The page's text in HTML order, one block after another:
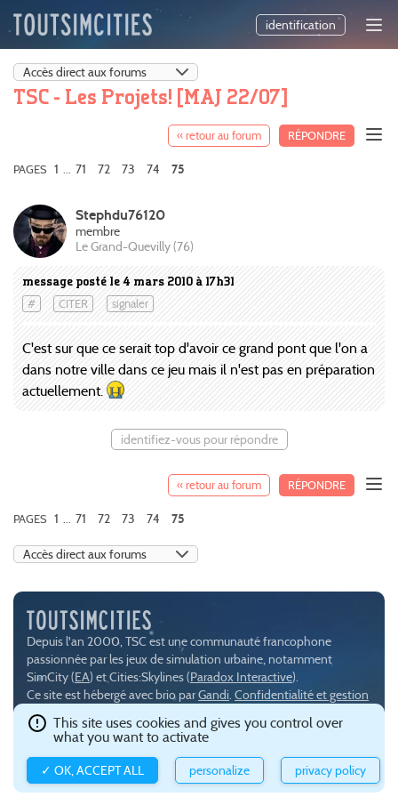
identification
TSC - Les Projets! [MAJ 22/07]
« retour au forum RÉPONDRE
PAGES 1 ... 71 72 73 74 75
message posté le 4 mars 2010 à 17h31
# CITER signaler
Stephdu76120
membre
Le Grand-Quevilly (76)
C'est sur que ce serait top d'avoir ce grand pont que l'on a
dans notre ville dans ce jeu mais il n'est pas en préparation
actuellement.
identifiez-vous pour répondre
« retour au forum RÉPONDRE
PAGES 1 ... 71 72 73 74 75
Depuis l'an 2000, TSC est une communauté francophone
passionnée par les jeux de simulation urbaine, notamment
SimCity (EA) et Cities:Skylines (Paradox Interactive).
Ce site est hébergé avec brio parGandi. Confidentialité et gestion
des cookies
This site uses cookies and gives you control over
what you want to activate
✓ OK, ACCEPT ALL personalize privacy policy